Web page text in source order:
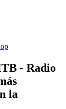
- Radio
la